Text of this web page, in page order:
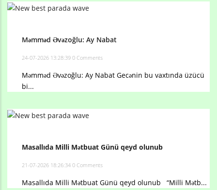
Məmməd Əvəzoğlu: Ay Nabat
24-07-2026 13:28:39 0 Comments
Məmməd Əvəzoğlu: Ay Nabat Gecənin bu vaxtında üzücü
bi...
Masallıda Milli Mətbuat Günü qeyd olunub
21-07-2026 18:26:34 0 Comments
Masallıda Milli Mətbuat Günü qeyd olunub “Milli Mətb...